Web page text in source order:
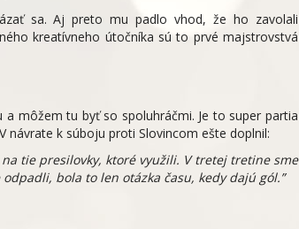
sa. Aj preto mu padlo vhod, že ho zavolali
kreatívneho útočníka sú to prvé majstrovstvá
môžem tu byť so spoluhráčmi. Je to super partia
návrate k súboju proti Slovincom ešte doplnil:
tie presilovky, ktoré využili. V tretej tretine sme
bola to len otázka času, kedy dajú gól.”